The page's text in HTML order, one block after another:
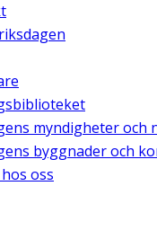
myndigheter och
byggnader och
oss